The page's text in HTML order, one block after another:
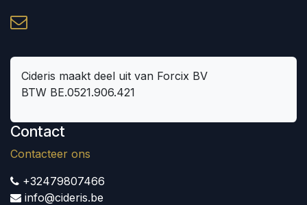
Cideris maakt deel uit van Forcix BV
BTW BE.0521.906.421
Contact
Contacteer ons
+32479807466
info@cideris.be